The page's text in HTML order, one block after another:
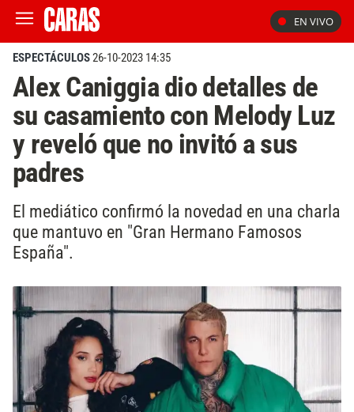
EN VIVO
ESPECTÁCULOS26-10-2023 14:35
Alex Caniggia dio detalles de
su casamiento con Melody Luz
y reveló que no invitó a sus
padres
El mediático confirmó la novedad en una charla
que mantuvo en "Gran Hermano Famosos
España".